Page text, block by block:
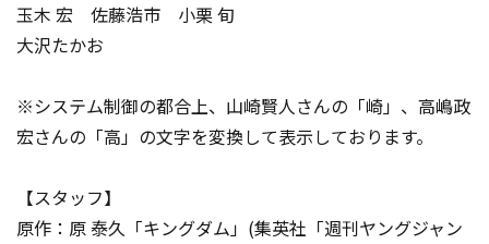
玉木 宏 佐藤浩市 小栗 旬
大沢たかお
※システム制御の都合上、山崎賢人さんの「崎」、高嶋政
宏さんの「高」の文字を変換して表示しております。
【スタッフ】
原作：原 泰久「キングダム」(集英社「週刊ヤングジャン